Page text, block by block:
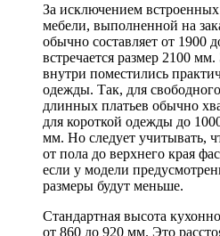
За исключением
мебели, выполненной на
обычно составляет от 1900
встречается размер 2100
внутри поместились
одежды. Так, для
длинных платьев обычно
для короткой одежды до
мм. Но следует учитывать,
от пола до верхнего края
если у модели
размеры будут меньше.
Стандартная высота
от 860 до 920 мм. Это